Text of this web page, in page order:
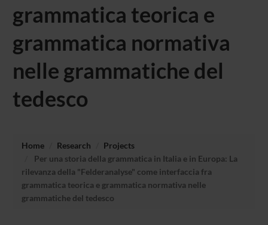
grammatica teorica e
grammatica normativa
nelle grammatiche del
tedesco
Home Research
Projects
Per una storia della grammatica in Italia e in Europa: La
rilevanza della "Felderanalyse" come interfaccia fra
grammatica teorica e grammatica normativa nelle
grammatiche del tedesco